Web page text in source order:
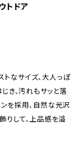
トドア
トなサイズ、大人っぽ
き、汚れもサッと落
を採用、自然な光沢
りして、上品感を溢